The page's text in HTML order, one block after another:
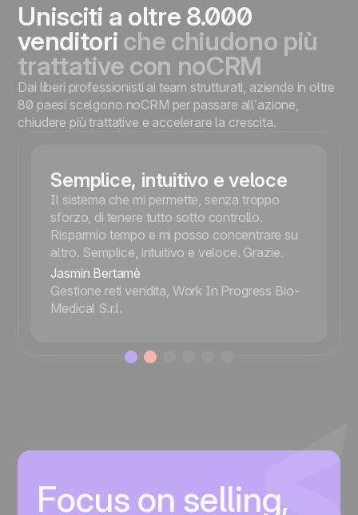
Unisciti a oltre 8.000
venditori che chiudono più
trattative con noCRM
Dai liberi professionisti ai team strutturati, aziende in oltre
80 paesi scelgono noCRM per passare all’azione,
chiudere più trattative e accelerare la crescita.
Semplice, intuitivo e veloce
Il sistema che mi permette, senza troppo
sforzo, di tenere tutto sotto controllo.
Risparmio tempo e mi posso concentrare su
altro. Semplice, intuitivo e veloce. Grazie.
Jasmin Bertamè
Gestione reti vendita, Work In Progress Bio-
Medical S.r.l.
Focus on selling,